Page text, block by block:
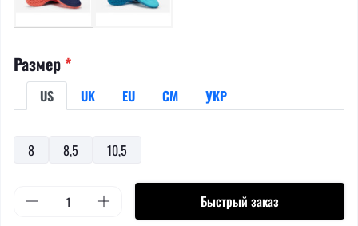
Размер *
US UK EU СМ УКР
8 8,5 10,5
Быстрый заказ